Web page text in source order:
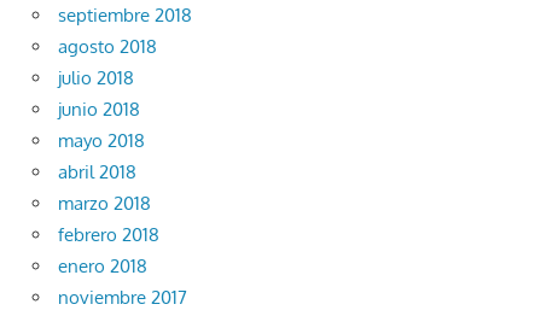
septiembre 2018
agosto 2018
julio 2018
junio 2018
mayo 2018
abril 2018
marzo 2018
febrero 2018
enero 2018
noviembre 2017